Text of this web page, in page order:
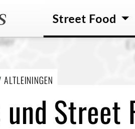
Street Food
Street